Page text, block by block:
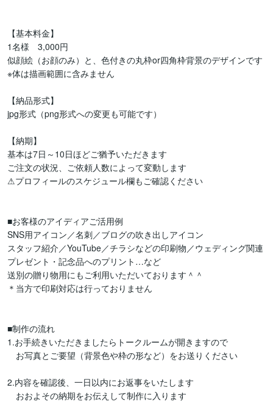
【基本料金】
1名様　3,000円
似顔絵（お顔のみ）と、色付きの丸枠or四角枠背景のデザインです
※体は描画範囲に含みません
【納品形式】
jpg形式（png形式への変更も可能です）
【納期】
基本は7日～10日ほどご猶予いただきます
ご注文の状況、ご依頼人数によって変動します
⚠プロフィールのスケジュール欄もご確認ください
■お客様のアイディアご活用例
SNS用アイコン／名刺／ブログの吹き出しアイコン
スタッフ紹介／YouTube／チラシなどの印刷物／ウェディング関連
プレゼント・記念品へのプリント…など
送別の贈り物用にもご利用いただいております＾＾
＊当方で印刷対応は行っておりません
■制作の流れ
1.お手続きいただきましたらトークルームが開きますので
お写真とご要望（背景色や枠の形など）をお送りください
2.内容を確認後、一日以内にお返事をいたします
おおよその納期をお伝えして制作に入ります